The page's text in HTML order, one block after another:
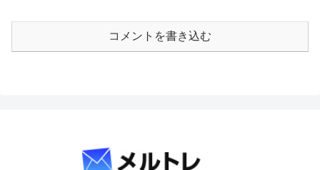
コメントを書き込む